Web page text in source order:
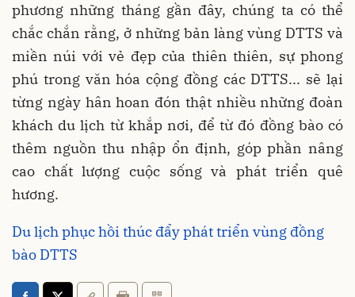
phương những tháng gần đây, chúng ta có thể
chắc chắn rằng, ở những bản làng vùng DTTS và
miền núi với vẻ đẹp của thiên thiên, sự phong
phú trong văn hóa cộng đồng các DTTS... sẽ lại
từng ngày hân hoan đón thật nhiều những đoàn
khách du lịch từ khắp nơi, để từ đó đồng bào có
thêm nguồn thu nhập ổn định, góp phần nâng
cao chất lượng cuộc sống và phát triển quê
hương.
Du lịch phục hồi thúc đẩy phát triển vùng đồng
bào DTTS